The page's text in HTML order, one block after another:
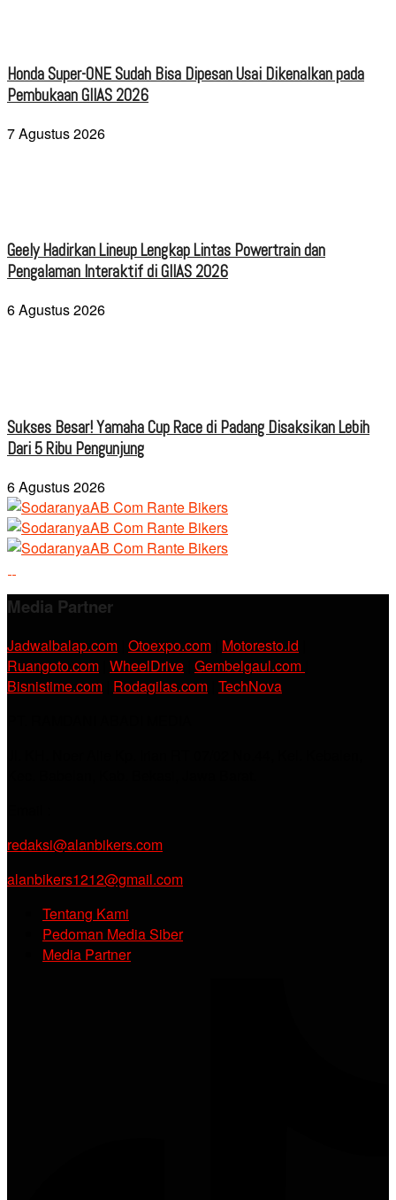
Honda Super-ONE Sudah Bisa Dipesan Usai Dikenalkan pada
Pembukaan GIIAS 2026
7 Agustus 2026
Geely Hadirkan Lineup Lengkap Lintas Powertrain dan
Pengalaman Interaktif di GIIAS 2026
6 Agustus 2026
Sukses Besar! Yamaha Cup Race di Padang Disaksikan Lebih
Dari 5 Ribu Pengunjung
6 Agustus 2026
Media Partner
Jadwalbalap.com Otoexpo.com Motoresto.id
Ruangoto.com WheelDrive Gembelgaul.com
Bisnistime.com Rodagilas.com TechNova
redaksi@alanbikers.com
alanbikers1212@gmail.com
Tentang Kami
Pedoman Media Siber
Media Partner